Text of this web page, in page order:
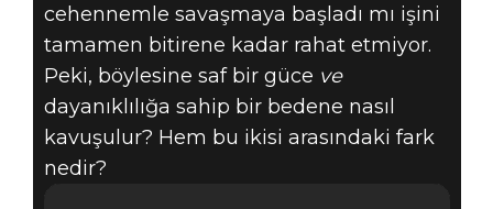
cehennemle savaşmaya başladı mı işini
tamamen bitirene kadar rahat etmiyor.
Peki, böylesine saf bir güce ve
dayanıklılığa sahip bir bedene nasıl
kavuşulur? Hem bu ikisi arasındaki fark
nedir?